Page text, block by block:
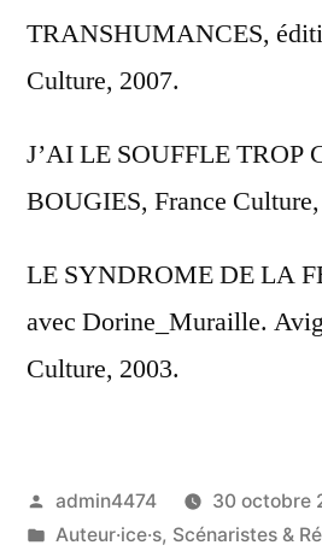
TRANSHUMANCES,
Culture, 2007.
J’AI LE SOUFFLE TROP
BOUGIES, France
LE SYNDROME DE LA
avec Dorine_Muraille.
Culture, 2003.
Publié
par
admin4474
30 octobre
Publié
Auteur·ice·s, Scénaristes &